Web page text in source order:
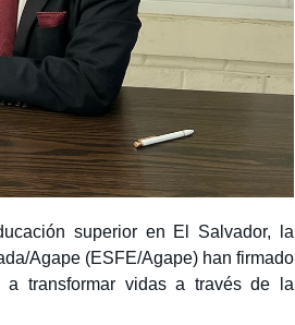
superior en El Salvador, la
Agape (ESFE/Agape) han firmado
a transformar vidas a través de la